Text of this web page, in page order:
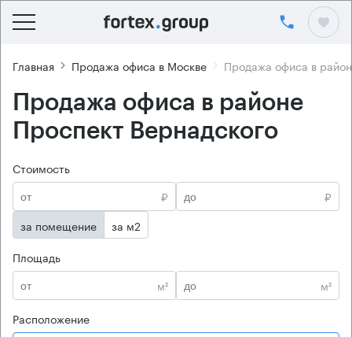
Главная Продажа офиса в Москве Продажа офиса в
Продажа офиса в районе
Проспект Вернадского
Стоимость
₽
₽
за помещение
за м2
Площадь
м²
м²
Расположение